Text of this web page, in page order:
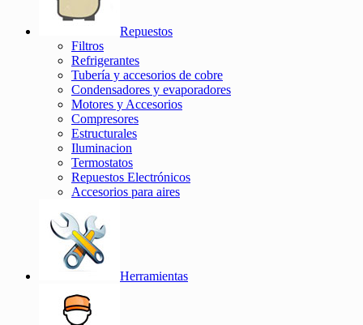
Repuestos
Filtros
Refrigerantes
Tubería y accesorios de cobre
Condensadores y evaporadores
Motores y Accesorios
Compresores
Estructurales
Iluminacion
Termostatos
Repuestos Electrónicos
Accesorios para aires
Herramientas